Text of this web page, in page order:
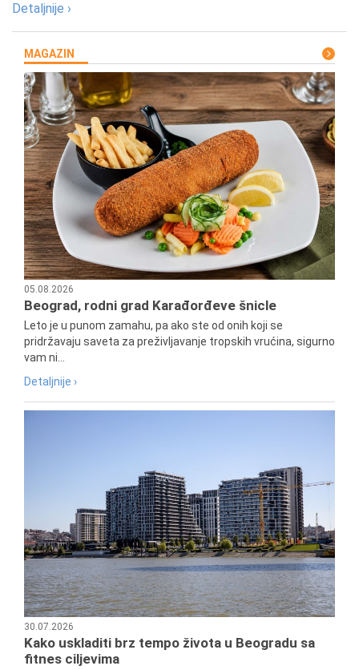
Detaljnije ›
MAGAZIN
05.08.2026
Beograd, rodni grad Karađorđeve šnicle
Leto je u punom zamahu, pa ako ste od onih koji se
pridržavaju saveta za preživljavanje tropskih vrućina, sigurno
vam ni...
Detaljnije ›
30.07.2026
Kako uskladiti brz tempo života u Beogradu sa
fitnes ciljevima